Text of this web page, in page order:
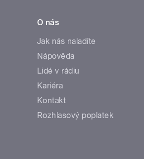
O nás
Jak nás naladíte
Nápověda
Lidé v rádiu
Kariéra
Kontakt
Rozhlasový poplatek